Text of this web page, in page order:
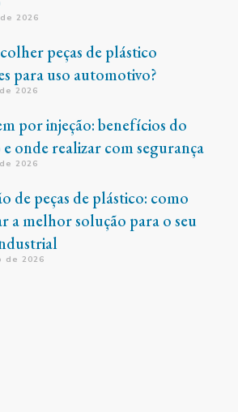
2026
peças de plástico
para uso automotivo?
2026
por injeção: benefícios do
e onde realizar com segurança
2026
de peças de plástico: como
a melhor solução para o seu
de 2026